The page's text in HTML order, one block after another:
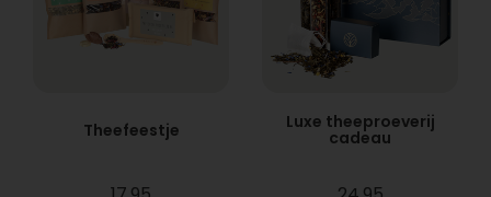
Theefeestje Luxe theeproeverij
cadeau